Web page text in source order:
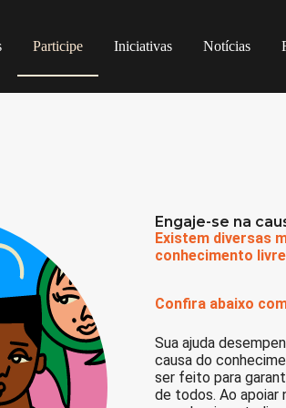
Participe Iniciativas Notícias
Engaje-se na
Existem diversas
conhecimento
Confira abaixo
Sua ajuda
causa do
ser feito para
de todos. Ao apoiar